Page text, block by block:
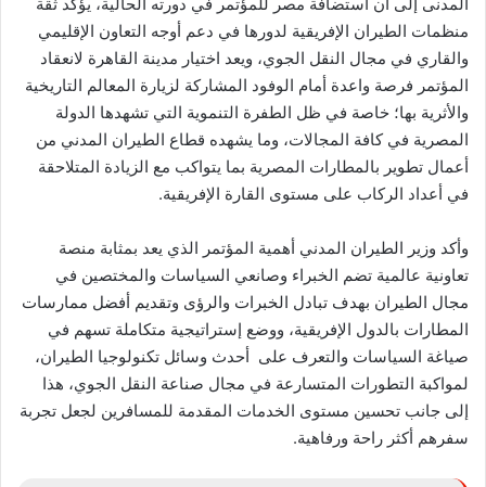
منظمات الطيران الإفريقية لدورها في دعم أوجه التعاون الإقليمي
والقاري في مجال النقل الجوي، ويعد اختيار مدينة القاهرة لانعقاد
المؤتمر فرصة واعدة أمام الوفود المشاركة لزيارة المعالم التاريخية
والأثرية بها؛ خاصة في ظل الطفرة التنموية التي تشهدها الدولة
المصرية في كافة المجالات، وما يشهده قطاع الطيران المدني من
أعمال تطوير بالمطارات المصرية بما يتواكب مع الزيادة المتلاحقة
في أعداد الركاب على مستوى القارة الإفريقية.
وأكد وزير الطيران المدني أهمية المؤتمر الذي يعد بمثابة منصة
تعاونية عالمية تضم الخبراء وصانعي السياسات والمختصين في
مجال الطيران بهدف تبادل الخبرات والرؤى وتقديم أفضل ممارسات
المطارات بالدول الإفريقية، ووضع إستراتيجية متكاملة تسهم في
صياغة السياسات والتعرف على أحدث وسائل تكنولوجيا الطيران،
لمواكبة التطورات المتسارعة في مجال صناعة النقل الجوي، هذا
إلى جانب تحسين مستوى الخدمات المقدمة للمسافرين لجعل تجربة
سفرهم أكثر راحة ورفاهية.